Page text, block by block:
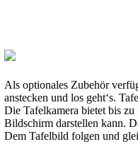
Als optionales Zubehör
anstecken und los geht‘s.
Die Tafelkamera bietet bis
Bildschirm darstellen kann.
Dem Tafelbild folgen und